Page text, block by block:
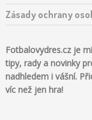
Zásady ochrany
Fotbalovydres.cz je
tipy, rady a novinky
nadhledem i vášní.
víc než jen hra!